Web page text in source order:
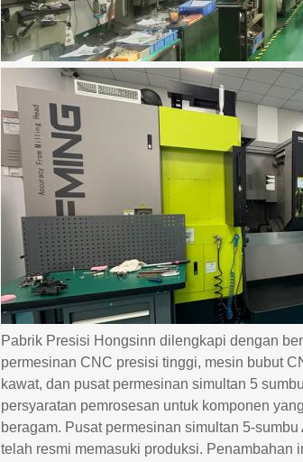
Pabrik Presisi Hongsinn dilengkapi dengan
permesinan CNC presisi tinggi, mesin bubut
kawat, dan pusat permesinan simultan 5
persyaratan pemrosesan untuk komponen
beragam. Pusat permesinan simultan 5-
telah resmi memasuki produksi. Penambahan